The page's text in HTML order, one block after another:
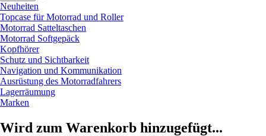
Neuheiten
Topcase für Motorrad und Roller
Motorrad Satteltaschen
Motorrad Softgepäck
Kopfhörer
Schutz und Sichtbarkeit
Navigation und Kommunikation
Ausrüstung des Motorradfahrers
Lagerräumung
Marken
Wird zum Warenkorb hinzugefügt...